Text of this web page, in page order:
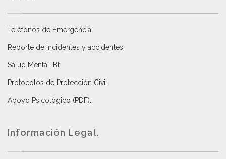
Teléfonos de Emergencia.
Reporte de incidentes y accidentes
Salud Mental IBt
Protocolos de Protección Civil
Apoyo Psicológico (PDF)
Información Legal.